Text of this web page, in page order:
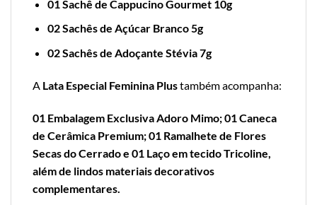
01 Sachê de Cappucino Gourmet 10g
02 Sachês de Açúcar Branco 5g
02 Sachês de Adoçante Stévia 7g
A Lata Especial Feminina Plustambém acompanha:
01 Embalagem Exclusiva Adoro Mimo;01 Caneca
de Cerâmica Premium; 01 Ramalhete de Flores
Secas do Cerrado e 01 Laço em tecido Tricoline,
além de lindos materiais decorativos
complementares.